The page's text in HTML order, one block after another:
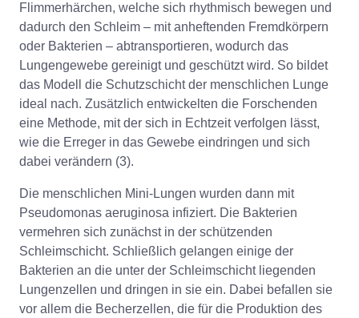
Flimmerhärchen, welche sich rhythmisch bewegen und
dadurch den Schleim – mit anheftenden Fremdkörpern
oder Bakterien – abtransportieren, wodurch das
Lungengewebe gereinigt und geschützt wird. So bildet
das Modell die Schutzschicht der menschlichen Lunge
ideal nach. Zusätzlich entwickelten die Forschenden
eine Methode, mit der sich in Echtzeit verfolgen lässt,
wie die Erreger in das Gewebe eindringen und sich
dabei verändern (3).
Die menschlichen Mini-Lungen wurden dann mit
Pseudomonas aeruginosa infiziert. Die Bakterien
vermehren sich zunächst in der schützenden
Schleimschicht. Schließlich gelangen einige der
Bakterien an die unter der Schleimschicht liegenden
Lungenzellen und dringen in sie ein. Dabei befallen sie
vor allem die Becherzellen, die für die Produktion des